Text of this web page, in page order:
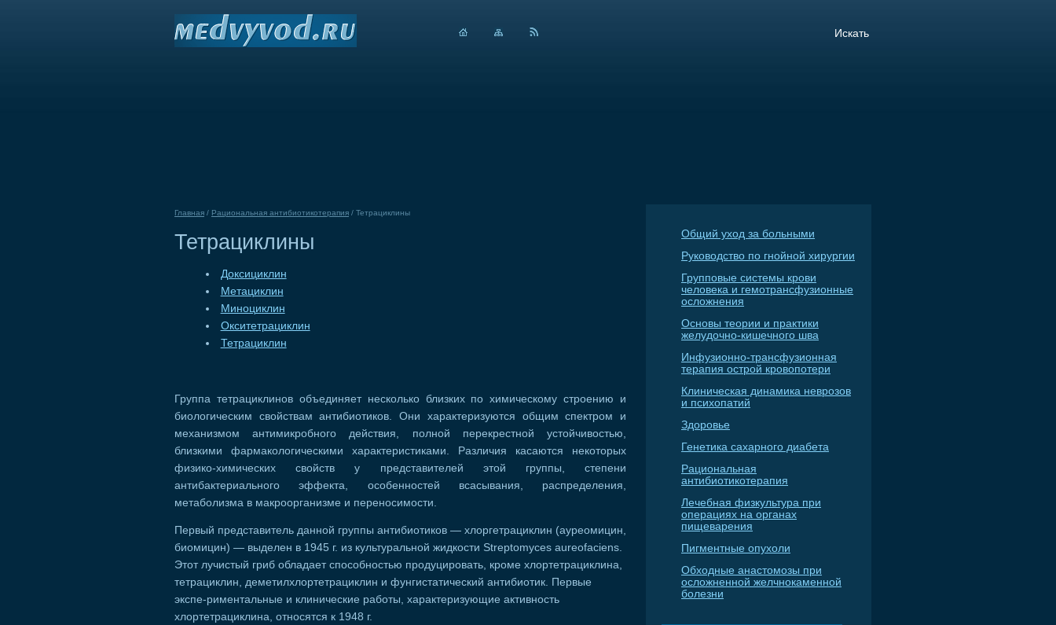
Главная / Рациональная антибиотикотерапия / Тетрациклины
Тетрациклины
Доксициклин
Метациклин
Миноциклин
Окситетрациклин
Тетрациклин
Группа тетрациклинов объединяет несколько близких по химическому строению и
биологическим свойствам антибиотиков. Они характеризуются общим спектром и
механизмом антимикробного действия, полной перекрестной устойчивостью,
близкими фармакологическими характеристиками. Различия касаются некоторых
физико-химических свойств у представителей этой группы, степени
антибактериального эффекта, особенностей всасывания, распределения,
метаболизма в макроорганизме и переносимости.
Первый представитель данной группы антибиотиков — хлоргетрациклин (ауреомицин,
биомицин) — выделен в 1945 г. из культуральной жидкости Streptomyces aureofaciens.
Этот лучистый гриб обладает способностью продуцировать, кроме хлортетрациклина,
тетрациклин, деметилхлортетрациклин и фунгистатический антибиотик. Первые
экспе-риментальные и клинические работы, характеризующие активность
хлортетрациклина, относятся к 1948 г.
Общий уход за больными
Руководство по гнойной хирургии
Групповые системы крови
человека и гемотрансфузионные
осложнения
Основы теории и практики
желудочно-кишечного шва
Инфузионно-трансфузионная
терапия острой кровопотери
Клиническая динамика неврозов
и психопатий
Здоровье
Генетика сахарного диабета
Рациональная
антибиотикотерапия
Лечебная физкультура при
операциях на органах
пищеварения
Пигментные опухоли
Обходные анастомозы при
осложненной желчнокаменной
болезни